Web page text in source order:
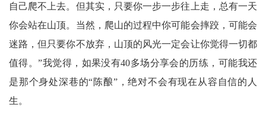
自己爬不上去。但其实，只要你一步一步往上走，总有一天
你会站在山顶。当然，爬山的过程中你可能会摔跤，可能会
迷路，但只要你不放弃，山顶的风光一定会让你觉得一切都
值得。”我觉得，如果没有40多场分享会的历练，可能我还
是那个身处深巷的“陈酿”，绝对不会有现在从容自信的人
生。